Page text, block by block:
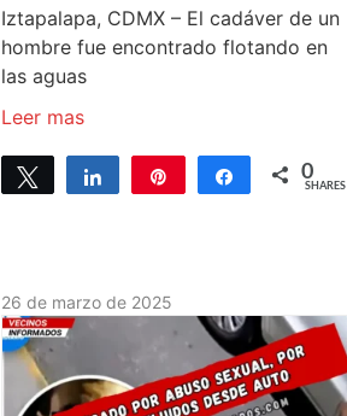
Iztapalapa, CDMX – El cadáver de un
hombre fue encontrado flotando en
las aguas
Leer mas
Tweet Share Share 0
SHARES
26 de marzo de 2025